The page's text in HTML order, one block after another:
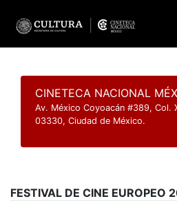
CINETECA NACIONAL
Av. México Coyoacán #389, Col.
03330, Ciudad de México.
FESTIVAL DE CINE EUROPEO